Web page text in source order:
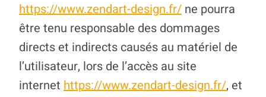
https://www.zendart-design.fr/ ne pourra
être tenu responsable des dommages
directs et indirects causés au matériel de
l’utilisateur, lors de l’accès au site
internet https://www.zendart-design.fr/, et